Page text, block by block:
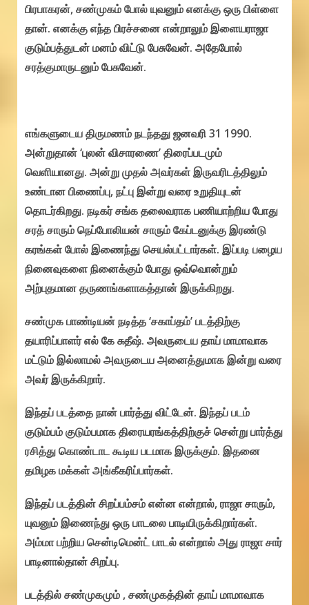
பிரபாகரன், சண்முகம் போல் யுவனும் எனக்கு ஒரு பிள்ளை
தான். எனக்கு எந்த பிரச்சனை என்றாலும் இளையராஜா
குடும்பத்துடன் மனம் விட்டு பேசுவேன். அதேபோல்
சரத்குமாருடனும் பேசுவேன்.
எங்களுடைய திருமணம் நடந்தது ஜனவரி 31 1990.
அன்றுதான் ‘புலன் விசாரணை’ திரைப்படமும்
வெளியானது. அன்று முதல் அவர்கள் இருவரிடத்திலும்
உண்டான பிணைப்பு, நட்பு இன்று வரை உறுதியுடன்
தொடர்கிறது. நடிகர் சங்க தலைவராக பணியாற்றிய போது
சரத் சாரும் நெப்போலியன் சாரும் கேப்டனுக்கு இரண்டு
கரங்கள் போல் இணைந்து செயல்பட்டார்கள். இப்படி பழைய
நினைவுகளை நினைக்கும் போது ஒவ்வொன்றும்
அற்புதமான தருணங்களாகத்தான் இருக்கிறது.
சண்முக பாண்டியன் நடித்த ‘சகாப்தம்’ படத்திற்கு
தயாரிப்பாளர் எல் கே சுதீஷ். அவருடைய தாய் மாமாவாக
மட்டும் இல்லாமல் அவருடைய அனைத்துமாக இன்று வரை
அவர் இருக்கிறார்.‌
இந்தப் படத்தை நான் பார்த்து விட்டேன். இந்தப் படம்
குடும்பம் குடும்பமாக திரையரங்கத்திற்குச் சென்று பார்த்து
ரசித்து கொண்டாட கூடிய படமாக இருக்கும். இதனை
தமிழக மக்கள் அங்கீகரிப்பார்கள்.
இந்தப் படத்தின் சிறப்பம்சம் என்ன என்றால், ராஜா சாரும்,
யுவனும் இணைந்து ஒரு பாடலை பாடியிருக்கிறார்கள்.
அம்மா பற்றிய சென்டிமென்ட் பாடல் என்றால் அது ராஜா சார்
பாடினால்தான் சிறப்பு.
படத்தில் சண்முகமும் , சண்முகத்தின் தாய் மாமாவாக